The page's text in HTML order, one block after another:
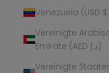
Venezuela (USD
Vereinigte
Emirate (AED د.إ)
Vereinigte